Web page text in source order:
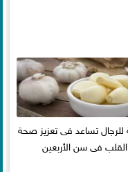
تساعد فى تعزيز صحة
القلب فى سن الأربعين